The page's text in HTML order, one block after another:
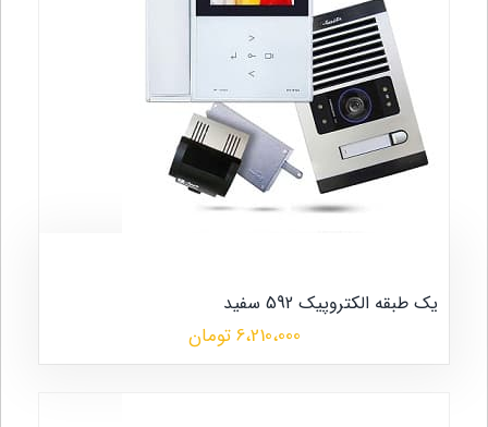
یک طبقه الکتروپیک 592 سفید
6،210،000 تومان